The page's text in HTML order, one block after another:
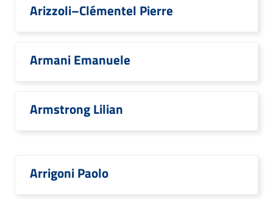
Arizzoli–Clémentel Pierre
Armani Emanuele
Armstrong Lilian
Arrigoni Paolo